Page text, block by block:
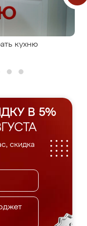
кухню
В 5%
скидка